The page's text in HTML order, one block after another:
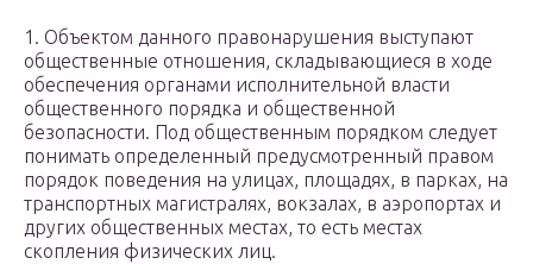
1. Объектом данного правонарушения выступают
общественные отношения, складывающиеся в ходе
обеспечения органами исполнительной власти
общественного порядка и общественной
безопасности. Под общественным порядком следует
понимать определенный предусмотренный правом
порядок поведения на улицах, площадях, в парках, на
транспортных магистралях, вокзалах, в аэропортах и
других общественных местах, то есть местах
скопления физических лиц.